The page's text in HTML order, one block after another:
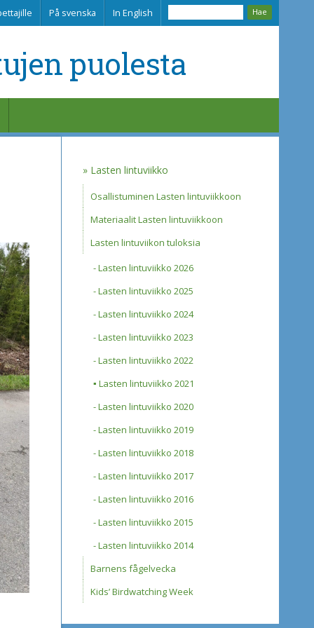
På svenska In English
puolesta
Lasten lintuviikko
Osallistuminen Lasten lintuviikkoon
Materiaalit Lasten lintuviikkoon
Lasten lintuviikon tuloksia
Lasten lintuviikko 2026
Lasten lintuviikko 2025
Lasten lintuviikko 2024
Lasten lintuviikko 2023
Lasten lintuviikko 2022
Lasten lintuviikko 2021
Lasten lintuviikko 2020
Lasten lintuviikko 2019
Lasten lintuviikko 2018
Lasten lintuviikko 2017
Lasten lintuviikko 2016
Lasten lintuviikko 2015
Lasten lintuviikko 2014
Barnens fågelvecka
Kids’ Birdwatching Week